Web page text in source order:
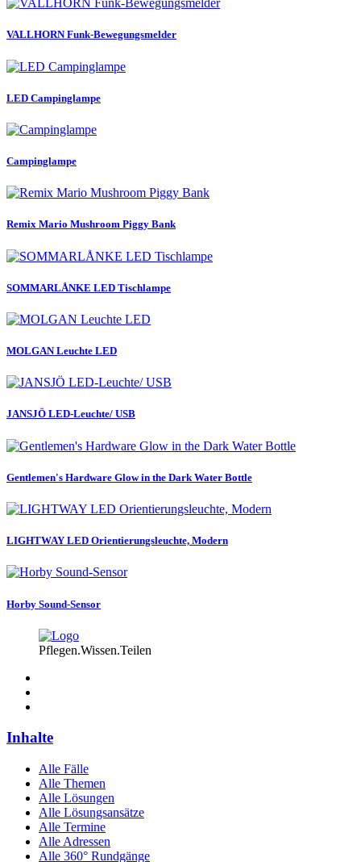
VALLHORN Funk-Bewegungsmelder
LED Campinglampe
Campinglampe
Remix Mario Mushroom Piggy Bank
SOMMARLÅNKE LED Tischlampe
MOLGAN Leuchte LED
JANSJÖ LED-Leuchte/ USB
Gentlemen's Hardware Glow in the Dark Water Bottle
LIGHTWAY LED Orientierungsleuchte, Modern
Horby Sound-Sensor
Pflegen.Wissen.Teilen
Inhalte
Alle Fälle
Alle Themen
Alle Lösungen
Alle Lösungsansätze
Alle Termine
Alle Adressen
Alle 360° Rundgänge